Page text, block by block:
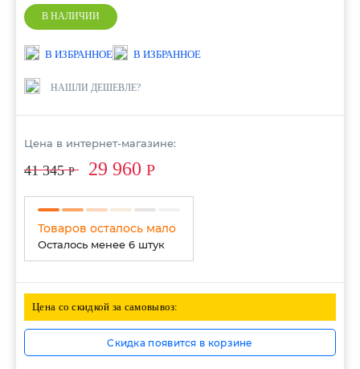
В НАЛИЧИИ
В ИЗБРАННОЕ В ИЗБРАННОЕ
НАШЛИ ДЕШЕВЛЕ?
Цена в интернет-магазине:
41 345Р 29 960 Р
Товаров осталось мало
Осталось менее 6 штук
Цена со скидкой за самовывоз:
Скидка появится в корзине